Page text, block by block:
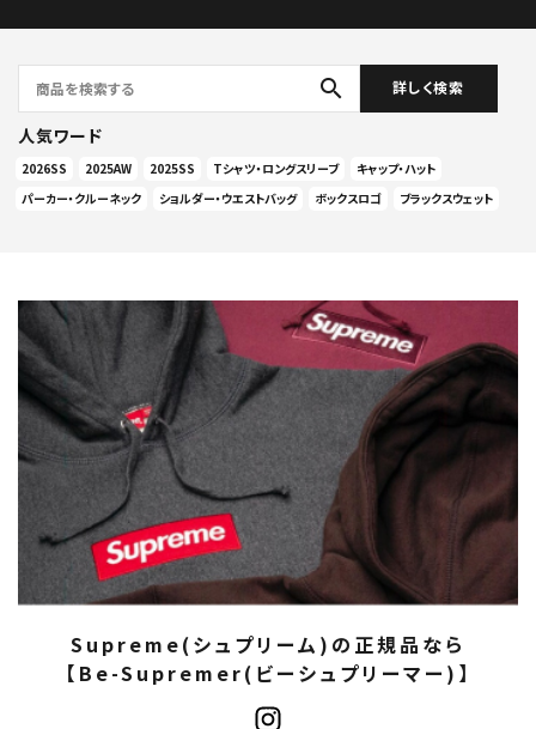
search 詳しく検索
人気ワード
2026SS 2025AW 2025SS Tシャツ・ロングスリーブ
キャップ・ハット
パーカー・クルーネック
ショルダー・ウエストバッグ ボックスロゴ ブラックスウェット
Supreme(シュプリーム)の正規品なら
【Be-Supremer(ビーシュプリーマー)】